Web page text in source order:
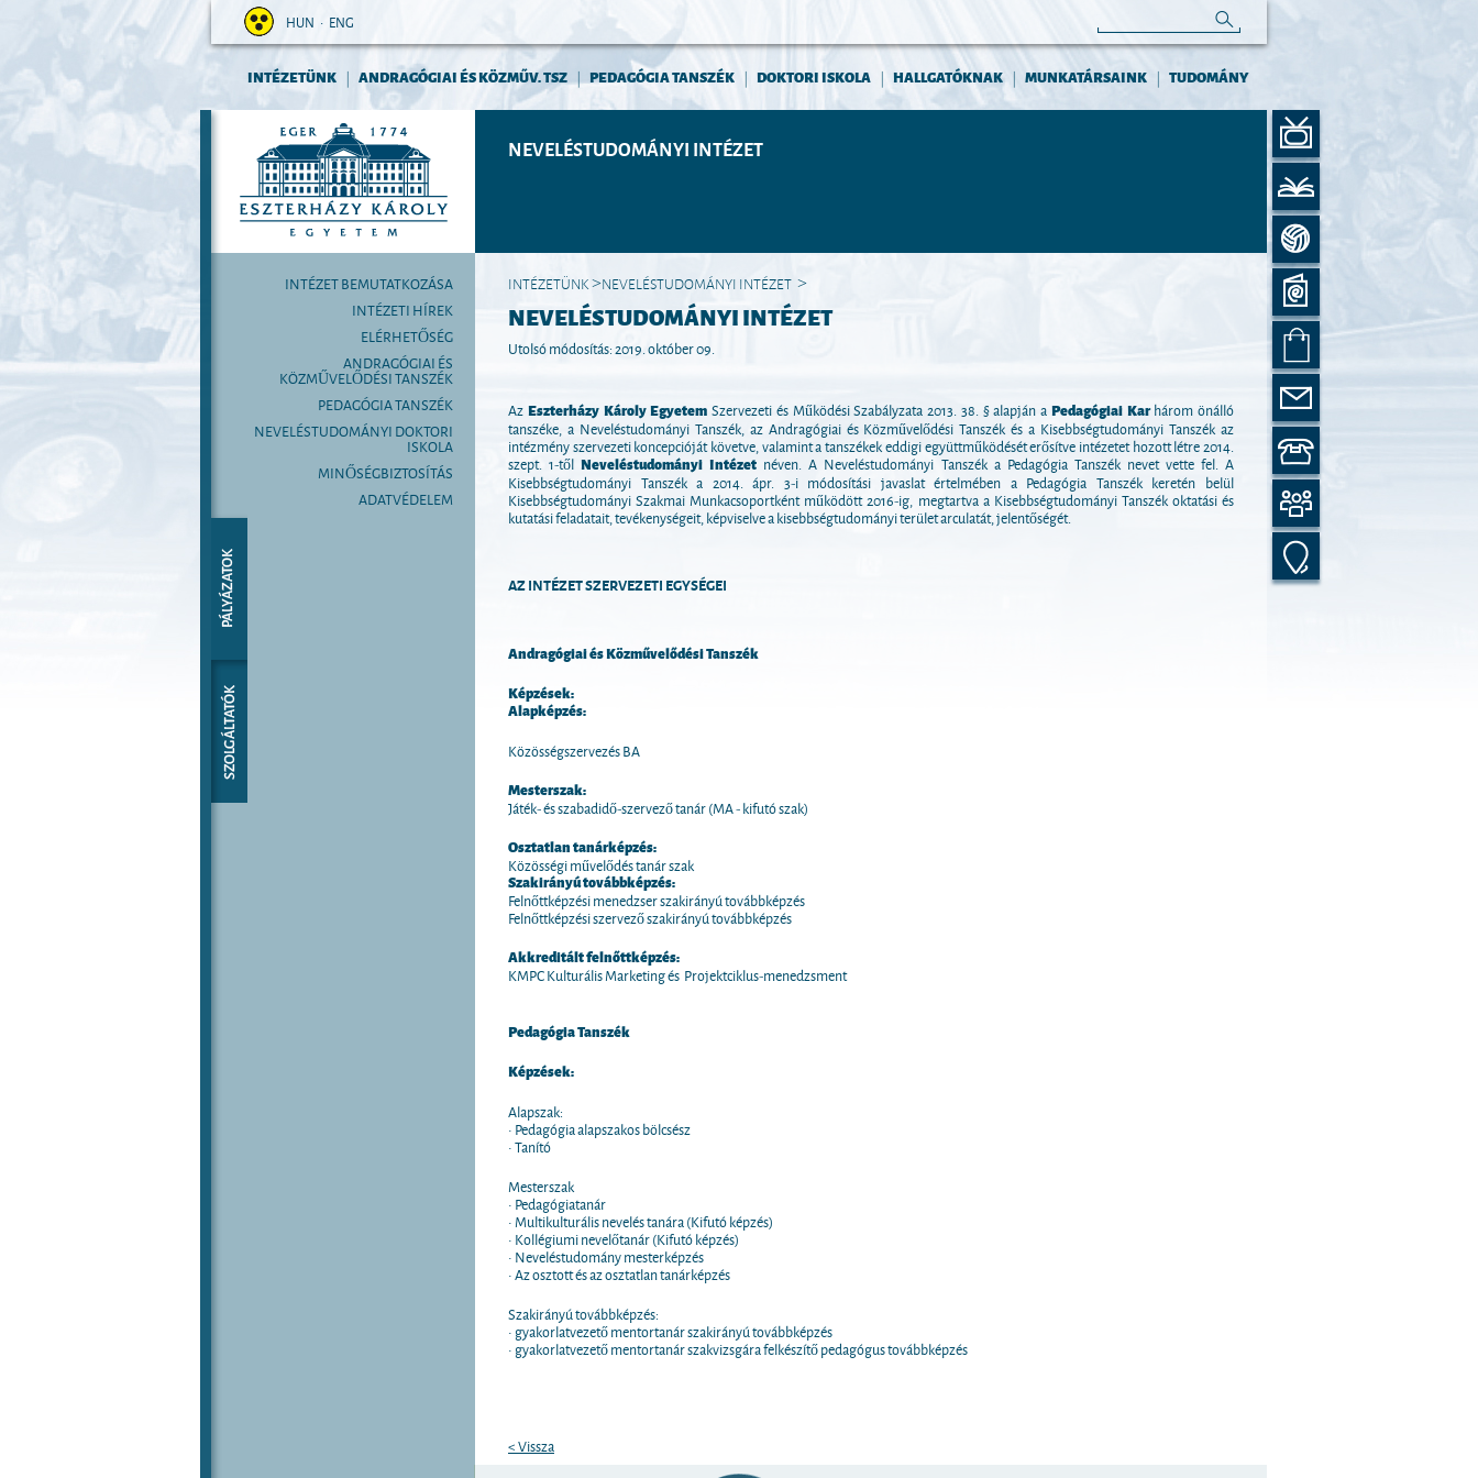
HUN • ENG
INTÉZETÜNK | ANDRAGÓGIAI ÉS KÖZMŰV. TSZ | PEDAGÓGIA TANSZÉK | DOKTORI ISKOLA | HALLGATÓKNAK | MUNKATÁRSAINK | TUDOMÁNY
NEVELÉSTUDOMÁNYI INTÉZET
INTÉZET BEMUTATKOZÁSA
INTÉZETI HÍREK
ELÉRHETŐSÉG
ANDRAGÓGIAI ÉS
KÖZMŰVELŐDÉSI TANSZÉK
PEDAGÓGIA TANSZÉK
NEVELÉSTUDOMÁNYI DOKTORI
ISKOLA
MINŐSÉGBIZTOSÍTÁS
ADATVÉDELEM
INTÉZETÜNK>NEVELÉSTUDOMÁNYI INTÉZET >
NEVELÉSTUDOMÁNYI INTÉZET
Utolsó módosítás: 2019. október 09.
Az Eszterházy Károly Egyetem Szervezeti és Működési Szabályzata 2013. 38. § alapján a Pedagógiai Karhárom önálló
tanszéke, a Neveléstudományi Tanszék, az Andragógiai és Közművelődési Tanszék és a Kisebbségtudományi Tanszék az
intézmény szervezeti koncepcióját követve, valamint a tanszékek eddigi együttműködését erősítve intézetet hozott létre 2014.
szept. 1-tőlNeveléstudományi Intézet néven. A Neveléstudományi Tanszék a Pedagógia Tanszék nevet vette fel. A
Kisebbségtudományi Tanszék a 2014. ápr. 3-i módosítási javaslat értelmében a Pedagógia Tanszék keretén belül
Kisebbségtudományi Szakmai Munkacsoportként működött 2016-ig, megtartva a Kisebbségtudományi Tanszék oktatási és
kutatási feladatait, tevékenységeit, képviselve a kisebbségtudományi terület arculatát, jelentőségét.
AZ INTÉZET SZERVEZETI EGYSÉGEI
Andragógiai és Közművelődési Tanszék
Képzések:
Alapképzés:
Közösségszervezés BA
Mesterszak:
Játék- és szabadidő-szervező tanár (MA - kifutó szak)
Osztatlan tanárképzés:
Közösségi művelődés tanár szak
Szakirányú továbbképzés:
Felnőttképzési menedzser szakirányú továbbképzés
Felnőttképzési szervező szakirányú továbbképzés
Akkreditált felnőttképzés:
KMPC Kulturális Marketing és Projektciklus-menedzsment
Pedagógia Tanszék
Képzések:
Alapszak:
• Pedagógia alapszakos bölcsész
• Tanító
Mesterszak
• Pedagógiatanár
• Multikulturális nevelés tanára (Kifutó képzés)
• Kollégiumi nevelőtanár (Kifutó képzés)
• Neveléstudomány mesterképzés
• Az osztott és az osztatlan tanárképzés
Szakirányú továbbképzés:
• gyakorlatvezető mentortanár szakirányú továbbképzés
• gyakorlatvezető mentortanár szakvizsgára felkészítő pedagógus továbbképzés
< Vissza